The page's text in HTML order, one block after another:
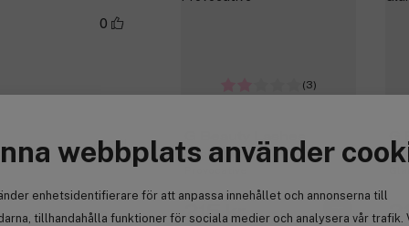
webbplats använder
enhetsidentifierare för att anpassa innehållet och annonserna till
tillhandahålla funktioner för sociala medier och analysera vår trafik.
(3)
Original Magnetic Lashes
215 kr
G
0
Anmäl
0